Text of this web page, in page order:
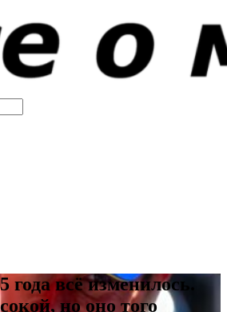
года всё изменилось.
но оно того